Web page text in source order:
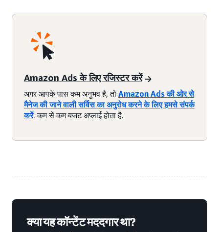
Amazon Ads के लिए रजिस्टर करें
अगर आपके पास कम अनुभव है, तो Amazon Ads की ओर से
मैनेज की जाने वाली सर्विस का अनुरोध करने के लिए हमसे संपर्क
करें. कम से कम बजट अप्लाई होता है.
क्या यह कॉन्टेंट मददगार था?